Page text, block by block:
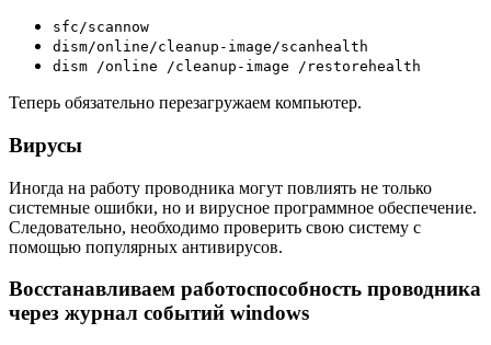
sfc/scannow
dism/online/cleanup-image/scanhealth
dism /online /cleanup-image /restorehealth
Теперь обязательно перезагружаем компьютер.
Вирусы
Иногда на работу проводника могут повлиять не только
системные ошибки, но и вирусное программное обеспечение.
Следовательно, необходимо проверить свою систему с
помощью популярных антивирусов.
Восстанавливаем работоспособность проводника
через журнал событий windows